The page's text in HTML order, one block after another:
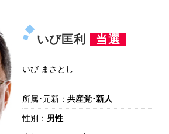
いび匡利 当選
いび まさとし
所属･元新： 共産党･新人
性別： 男性